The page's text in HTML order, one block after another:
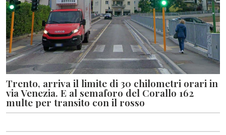
Trento, arriva il limite di 30 chilometri orari in
via Venezia. E al semaforo del Corallo 162
multe per transito con il rosso